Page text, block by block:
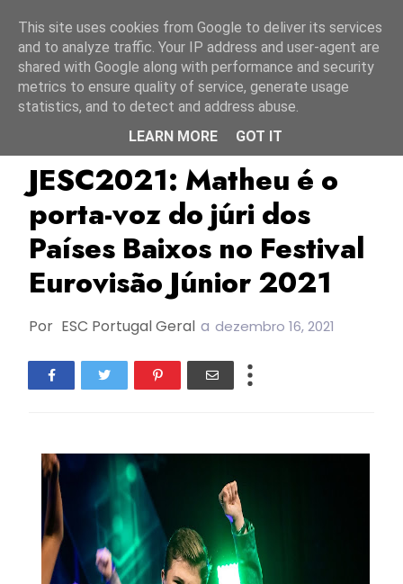
AVROTROS JESC2019 JESC2021
JESC2021: Matheu é o
porta-voz do júri dos
Países Baixos no Festival
Eurovisão Júnior 2021
Por ESC Portugal Geral a dezembro 16, 2021
This site uses cookies from Google to deliver its services
and to analyze traffic. Your IP address and user-agent are
shared with Google along with performance and security
metrics to ensure quality of service, generate usage
statistics, and to detect and address abuse.
LEARN MORE
GOT IT